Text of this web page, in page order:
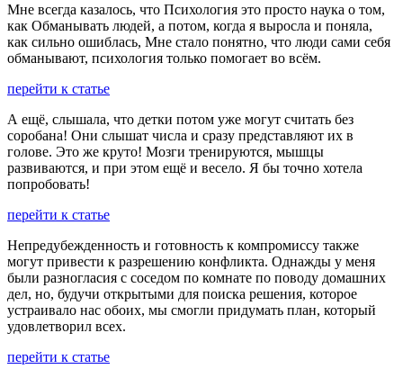
Мне всегда казалось, что Психология это просто наука о том,
как Обманывать людей, а потом, когда я выросла и поняла,
как сильно ошиблась, Мне стало понятно, что люди сами себя
обманывают, психология только помогает во всём.
перейти к статье
А ещё, слышала, что детки потом уже могут считать без
соробана! Они слышат числа и сразу представляют их в
голове. Это же круто! Мозги тренируются, мышцы
развиваются, и при этом ещё и весело. Я бы точно хотела
попробовать!
перейти к статье
Непредубежденность и готовность к компромиссу также
могут привести к разрешению конфликта. Однажды у меня
были разногласия с соседом по комнате по поводу домашних
дел, но, будучи открытыми для поиска решения, которое
устраивало нас обоих, мы смогли придумать план, который
удовлетворил всех.
перейти к статье